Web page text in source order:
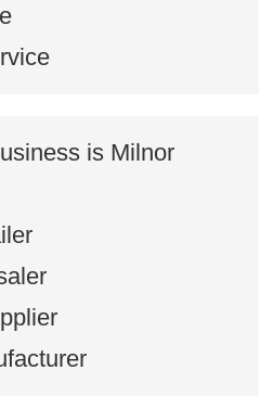
is Milnor